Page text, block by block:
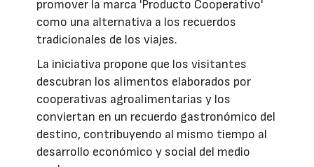
promover la marca 'Producto Cooperativo'
como una alternativa a los recuerdos
tradicionales de los viajes.
La iniciativa propone que los visitantes
descubran los alimentos elaborados por
cooperativas agroalimentarias y los
conviertan en un recuerdo gastronómico del
destino, contribuyendo al mismo tiempo al
desarrollo económico y social del medio